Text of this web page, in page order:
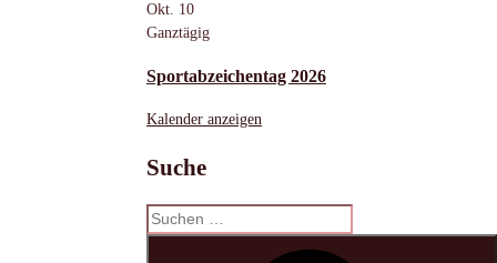
Okt. 10
Ganztägig
Sportabzeichentag 2026
Kalender anzeigen
Suche
Suchen
nach: